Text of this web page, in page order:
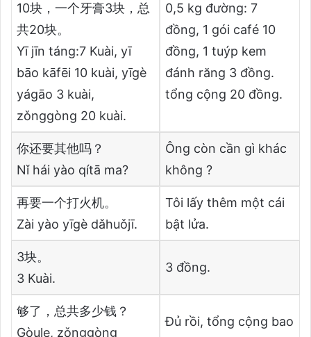
10块，一个牙膏3块，总
共20块。
Yī jīn táng:7 Kuài, yī
bāo kāfēi 10 kuài, yīgè
yágāo 3 kuài,
zǒnggòng 20 kuài.
0,5 kg đường: 7
đồng, 1 gói café 10
đồng, 1 tuýp kem
đánh răng 3 đồng.
tổng cộng 20 đồng.
你还要其他吗？
Nǐ hái yào qítā ma?
Ông còn cần gì khác
không ?
再要一个打火机。
Zài yào yīgè dǎhuǒjī.
Tôi lấy thêm một cái
bật lửa.
3块。
3 Kuài.
3 đồng.
够了，总共多少钱？
Gòule, zǒnggòng
Đủ rồi, tổng cộng bao